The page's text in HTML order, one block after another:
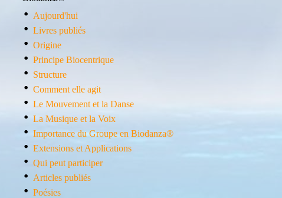
Aujourd'hui
Livres publiés
Origine
Principe Biocentrique
Structure
Comment elle agit
Le Mouvement et la Danse
La Musique et la Voix
Importance du Groupe en Biodanza®
Extensions et Applications
Qui peut participer
Articles publiés
Poésies